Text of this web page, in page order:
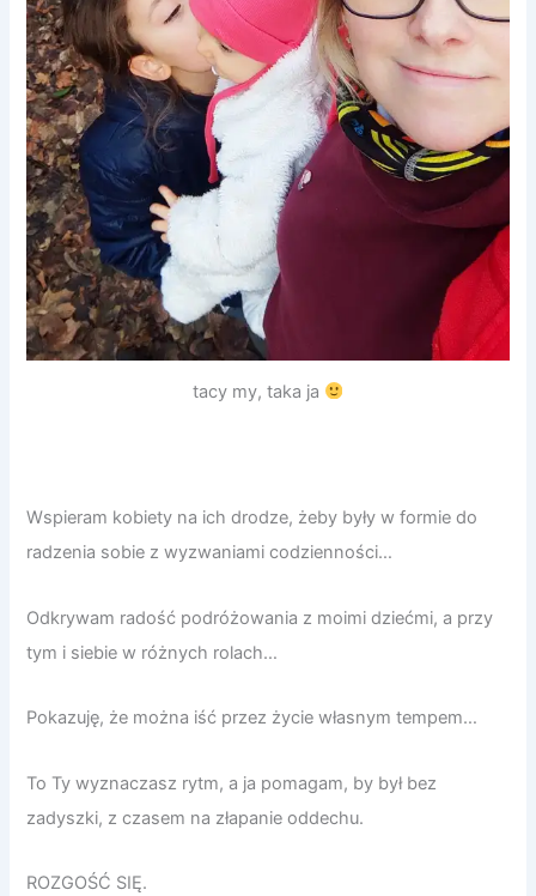
tacy my, taka ja
Wspieram kobiety na ich drodze, żeby były w formie do
radzenia sobie z wyzwaniami codzienności…
Odkrywam radość podróżowania z moimi dziećmi, a przy
tym i siebie w różnych rolach…
Pokazuję, że można iść przez życie własnym tempem…
To Ty wyznaczasz rytm, a ja pomagam, by był bez
zadyszki, z czasem na złapanie oddechu.
ROZGOŚĆ SIĘ.